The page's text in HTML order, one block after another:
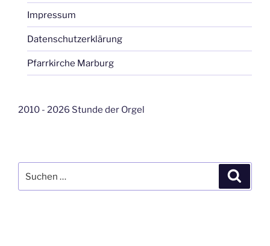
Impressum
Datenschutzerklärung
Pfarrkirche Marburg
2010 - 2026 Stunde der Orgel
nach: